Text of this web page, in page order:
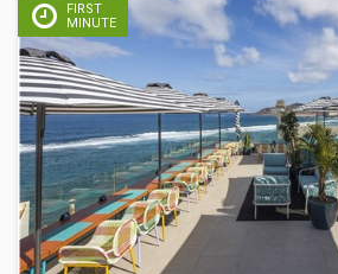
FIRST
MINUTE